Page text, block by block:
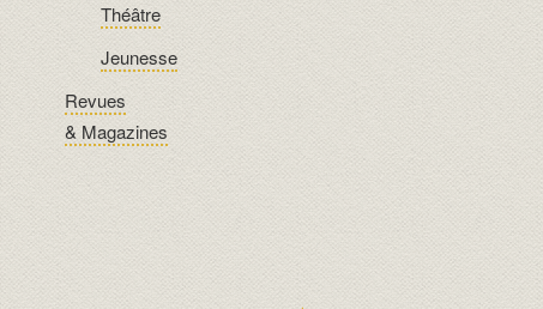
Théâtre
Jeunesse
Revues
& Magazines